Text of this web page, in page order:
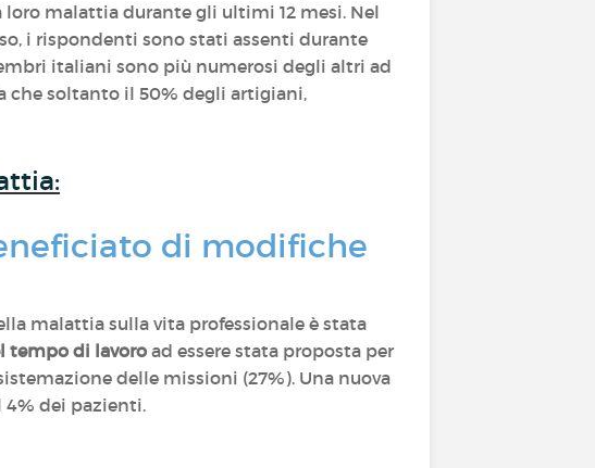
malattia durante gli ultimi 12 mesi. Nel
i rispondenti sono stati assenti durante
italiani sono più numerosi degli altri ad
che soltanto il 50% degli artigiani,
di modifiche
malattia sulla vita professionale è stata
tempo di lavoro ad essere stata proposta per
delle missioni (27%). Una nuova
4% dei pazienti.